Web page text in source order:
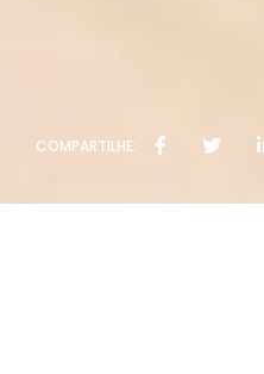
COMPARTILHE: